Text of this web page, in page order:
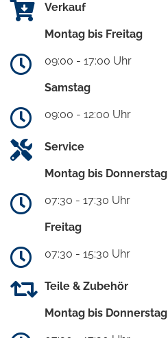
Verkauf
Montag bis Freitag
09:00 - 17:00 Uhr
Samstag
09:00 - 12:00 Uhr
Service
Montag bis Donnerstag
07:30 - 17:30 Uhr
Freitag
07:30 - 15:30 Uhr
Teile & Zubehör
Montag bis Donnerstag